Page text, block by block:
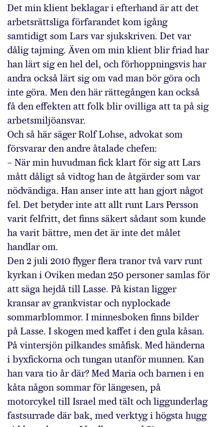
Det min klient beklagar i efterhand är att det
arbetsrättsliga förfarandet kom igång
samtidigt som Lars var sjukskriven. Det var
dålig tajming. Även om min klient blir friad har
han lärt sig en hel del, och förhoppningsvis har
andra också lärt sig om vad man bör göra och
inte göra. Men den här rättegången kan också
få den effekten att folk blir ovilliga att ta på sig
arbetsmiljö­ansvar.
Och så här säger Rolf Lohse, advokat som
försvarar den andre åtalade chefen:
– När min huvudman fick klart för sig att Lars
mått dåligt så vidtog han de åtgärder som var
nödvändiga. Han anser inte att han gjort något
fel. Det betyder inte att allt runt Lars Persson
varit felfritt, det finns säkert sådant som kunde
ha varit bättre, men det är inte det målet
handlar om.
Den 2 juli 2010 flyger flera tranor två varv runt
kyrkan i Oviken medan 250 personer samlas för
att säga hejdå till Lasse. På kistan ligger
kransar av grankvistar och nyplockade
sommarblommor. I minnesboken finns bilder
på Lasse. I skogen med kaffet i den gula kåsan.
På vintersjön pilkandes småfisk. Med händerna
i byxfickorna och tungan utanför munnen. Kan
han vara tio år där? Med Maria och barnen i en
kåta någon sommar för längesen, på
motorcykel till Israel med tält och liggunderlag
fastsurrade där bak, med verktyg i högsta hugg